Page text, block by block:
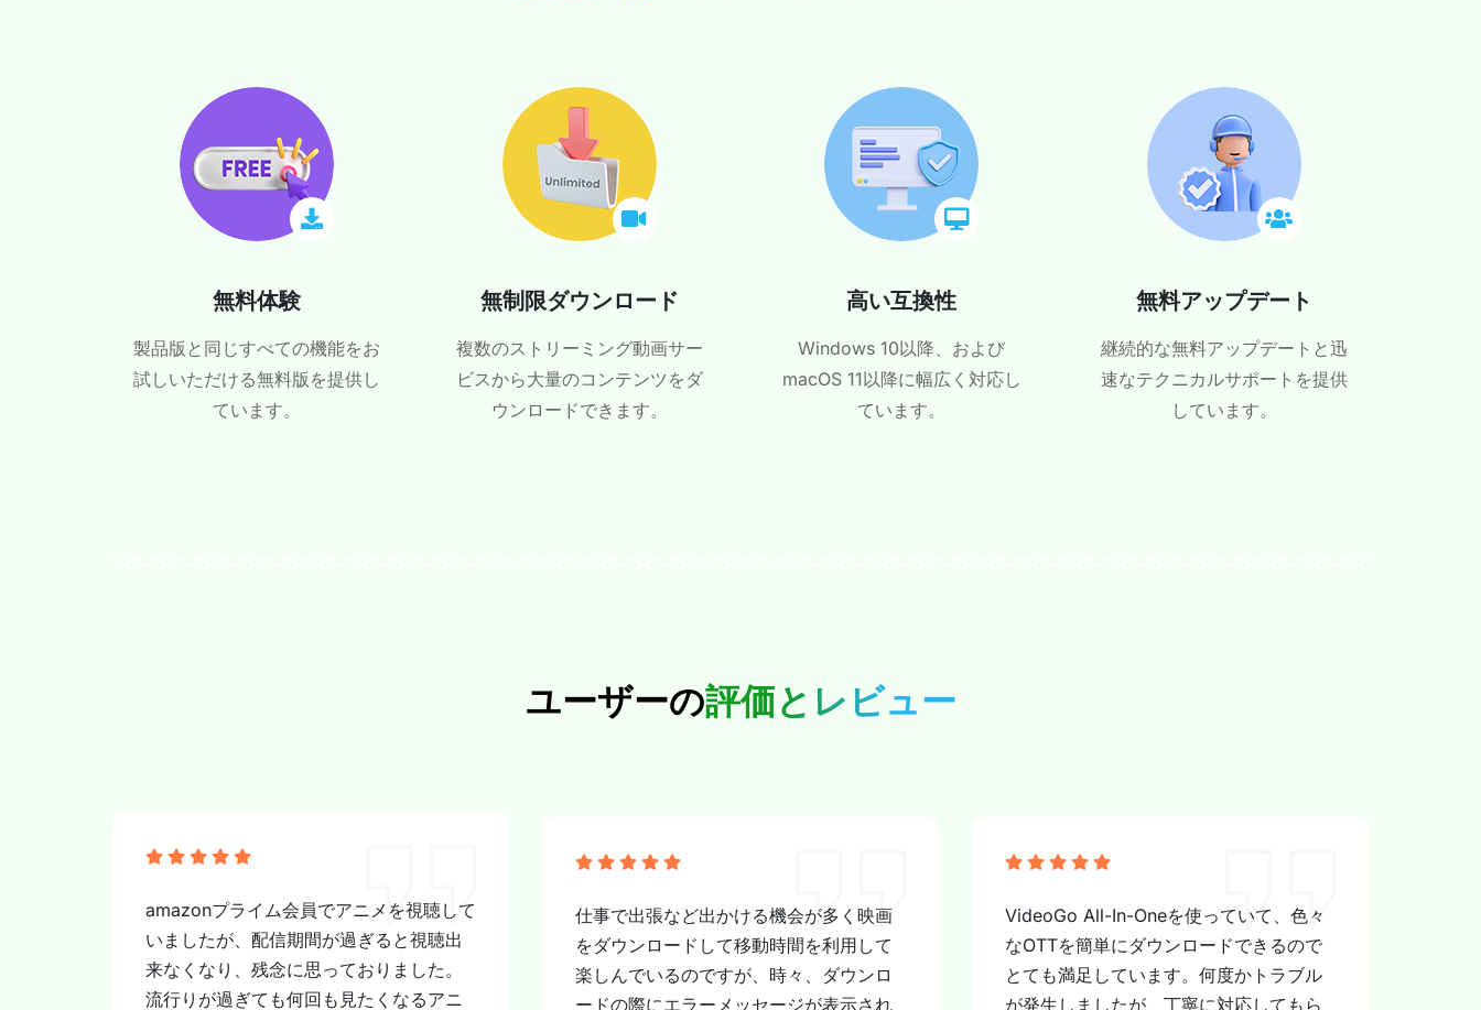
無料体験
製品版と同じすべての機能をお
試しいただける無料版を提供し
ています。
無制限ダウンロード
複数のストリーミング動画サー
ビスから大量のコンテンツをダ
ウンロードできます。
高い互換性
Windows 10以降、および
macOS 11以降に幅広く対応し
ています。
無料アップデート
継続的な無料アップデートと迅
速なテクニカルサポートを提供
しています。
ユーザーの評価とレビュー
amazonプライム会員でアニメを視聴して
いましたが、配信期間が過ぎると視聴出
来なくなり、残念に思っておりました。
流行りが過ぎても何回も見たくなるアニ
仕事で出張など出かける機会が多く映画
をダウンロードして移動時間を利用して
楽しんでいるのですが、時々、ダウンロ
ードの際にエラーメッセージが表示され
VideoGo All-In-Oneを使っていて、色々
なOTTを簡単にダウンロードできるので
とても満足しています。何度かトラブル
が発生しましたが、丁寧に対応してもら